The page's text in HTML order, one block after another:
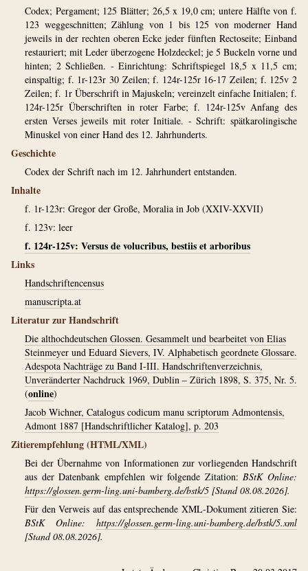
Codex; Pergament; 125 Blätter; 26,5 x 19,0 cm; untere Hälfte von f.
123 weggeschnitten; Zählung von 1 bis 125 von moderner Hand
jeweils in der rechten oberen Ecke jeder fünften Rectoseite; Einband
restauriert; mit Leder überzogene Holzdeckel; je 5 Buckeln vorne und
hinten; 2 Schließen. - Einrichtung: Schriftspiegel 18,5 x 11,5 cm;
einspaltig; f. 1r-123r 30 Zeilen; f. 124r-125r 16-17 Zeilen; f. 125v 2
Zeilen; f. 1r Überschrift in Majuskeln; vereinzelt einfache Initialen; f.
124r-125r Überschriften in roter Farbe; f. 124r-125v Anfang des
ersten Verses jeweils mit roter Initiale. - Schrift: spätkarolingische
Minuskel von einer Hand des 12. Jahrhunderts.
Geschichte
Codex der Schrift nach im 12. Jahrhundert entstanden.
Inhalte
f. 1r-123r: Gregor der Große, Moralia in Job (XXIV-XXVII)
f. 123v: leer
f. 124r-125v: Versus de volucribus, bestiis et arboribus
Links
Handschriftencensus
manuscripta.at
Literatur zur Handschrift
Die althochdeutschen Glossen. Gesammelt und bearbeitet von Elias
Steinmeyer und Eduard Sievers, IV. Alphabetisch geordnete Glossare.
Adespota Nachträge zu Band I-III. Handschriftenverzeichnis,
Unveränderter Nachdruck 1969, Dublin – Zürich 1898, S. 375, Nr. 5.
(online)
Jacob Wichner, Catalogus codicum manu scriptorum Admontensis,
Admont 1887 [Handschriftlicher Katalog], p. 203
Zitierempfehlung (HTML/XML)
Bei der Übernahme von Informationen zur vorliegenden Handschrift
aus der Datenbank empfehlen wir folgende Zitation:BStK Online:
https://glossen.germ-ling.uni-bamberg.de/bstk/5 [Stand 08.08.2026].
Für den Verweis auf das entsprechende XML-Dokument zitieren Sie:
BStK Online: https://glossen.germ-ling.uni-bamberg.de/bstk/5.xml
[Stand 08.08.2026].